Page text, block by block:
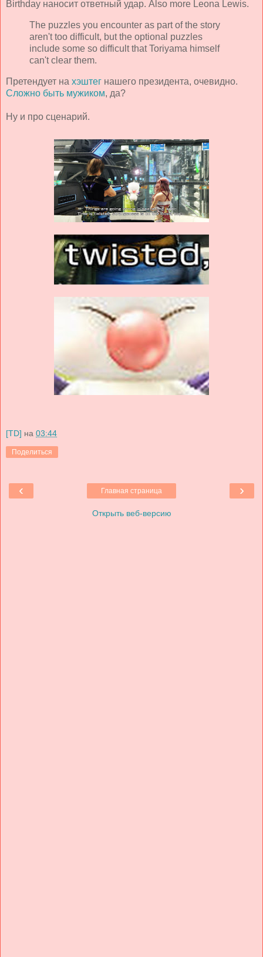
Birthday наносит ответный удар. Also more Leona Lewis.
The puzzles you encounter as part of the story
aren't too difficult, but the optional puzzles
include some so difficult that Toriyama himself
can't clear them.
Претендует на хэштег нашего президента, очевидно.
Сложно быть мужиком, да?
Ну и про сценарий.
[TD] на 03:44
Поделиться
‹ ›
Главная страница
Открыть веб-версию